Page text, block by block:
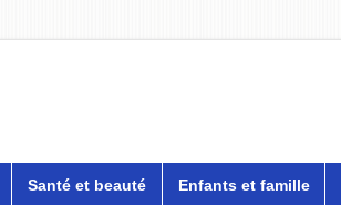
Santé et beauté Enfants et famille